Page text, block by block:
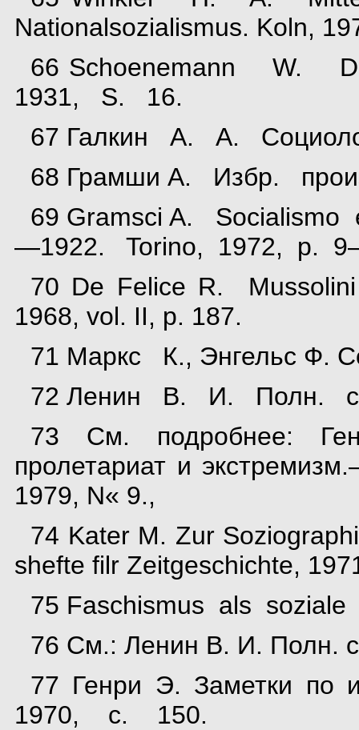
Nationalsozialismus. Koln,
66 Schoenemann W.
1931, S. 16.
67 Галкин А. А.
68 Грамши А. Избр.
69 Gramsci A.
—1922. Torino, 1972, p.
70 De Felice R.
1968, vol. II, p. 187.
71 Маркс К., Энгельс Ф.
72 Ленин В. И. Полн.
73 См. подробнее:
пролетариат и
1979, N« 9.,
74 Kater M. Zur
shefte filr Zeitgeschichte,
75 Faschismus als
76 См.: Ленин В. И. Полн.
77 Генри Э. Заметки
1970, с. 150.